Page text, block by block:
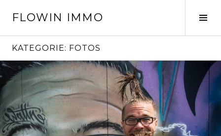
zumFLOWIN IMMO
KATEGORIE: FOTOS